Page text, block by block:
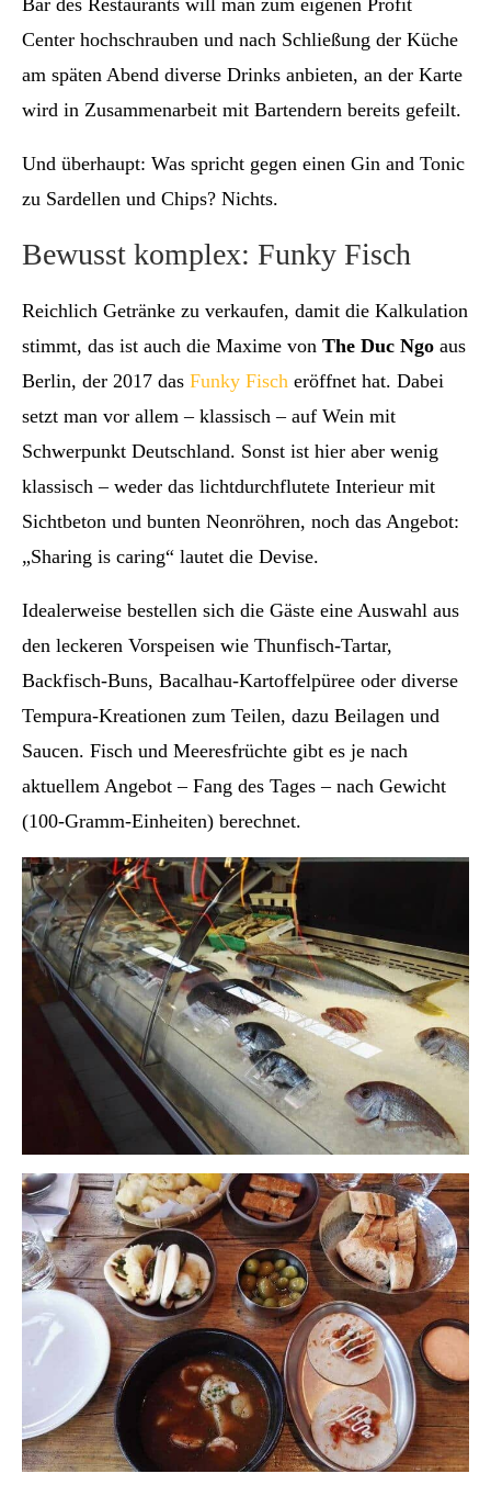
Center hochschrauben und nach Schließung der Küche
am späten Abend diverse Drinks anbieten, an der Karte
wird in Zusammenarbeit mit Bartendern bereits gefeilt.
Und überhaupt: Was spricht gegen einen Gin and Tonic
zu Sardellen und Chips? Nichts.
Bewusst komplex: Funky Fisch
Reichlich Getränke zu verkaufen, damit die Kalkulation
stimmt, das ist auch die Maxime von The Duc Ngo aus
Berlin, der 2017 das Funky Fisch eröffnet hat. Dabei
setzt man vor allem – klassisch – auf Wein mit
Schwerpunkt Deutschland. Sonst ist hier aber wenig
klassisch – weder das lichtdurchflutete Interieur mit
Sichtbeton und bunten Neonröhren, noch das Angebot:
„Sharing is caring“ lautet die Devise.
Idealerweise bestellen sich die Gäste eine Auswahl aus
den leckeren Vorspeisen wie Thunfisch-Tartar,
Backfisch-Buns, Bacalhau-Kartoffelpüree oder diverse
Tempura-Kreationen zum Teilen, dazu Beilagen und
Saucen. Fisch und Meeresfrüchte gibt es je nach
aktuellem Angebot – Fang des Tages – nach Gewicht
(100-Gramm-Einheiten) berechnet.